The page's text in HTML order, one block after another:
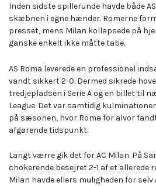
Inden sidste spillerunde havde både
skæbnen i egne hænder. Romerne
presset, mens Milan kollapsede på
ganske enkelt ikke måtte tabe.
AS Roma leverede en professionel
vandt sikkert 2-0. Dermed sikrede
tredjepladsen i Serie A og en billet til
League. Det var samtidig
på sæsonen, hvor Roma for alvor
afgørende tidspunkt.
Langt værre gik det for AC Milan. På
chokerende besejret 2-1 af et allerede
Milan havde ellers muligheden for selv